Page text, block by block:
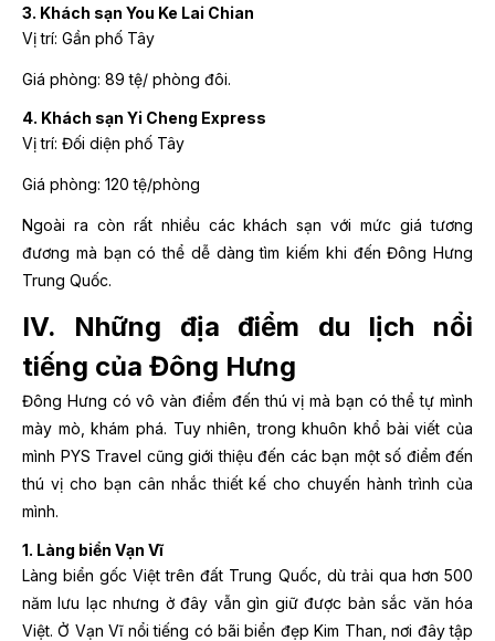
3. Khách sạn You Ke Lai Chian
Vị trí: Gần phố Tây
Giá phòng: 89 tệ/ phòng đôi.
4. Khách sạn Yi Cheng Express
Vị trí: Đối diện phố Tây
Giá phòng: 120 tệ/phòng
Ngoài ra còn rất nhiều các khách sạn với mức giá tương
đương mà bạn có thể dễ dàng tìm kiếm khi đến Đông Hưng
Trung Quốc.
IV. Những địa điểm du lịch nổi
tiếng của Đông Hưng
Đông Hưng có vô vàn điểm đến thú vị mà bạn có thể tự mình
mày mò, khám phá. Tuy nhiên, trong khuôn khổ bài viết của
mình PYS Travel cũng giới thiệu đến các bạn một số điểm đến
thú vị cho bạn cân nhắc thiết kế cho chuyến hành trình của
mình.
1. Làng biển Vạn Vĩ
Làng biển gốc Việt trên đất Trung Quốc, dù trải qua hơn 500
năm lưu lạc nhưng ở đây vẫn gìn giữ được bản sắc văn hóa
Việt. Ở Vạn Vĩ nổi tiếng có bãi biển đẹp Kim Than, nơi đây tập